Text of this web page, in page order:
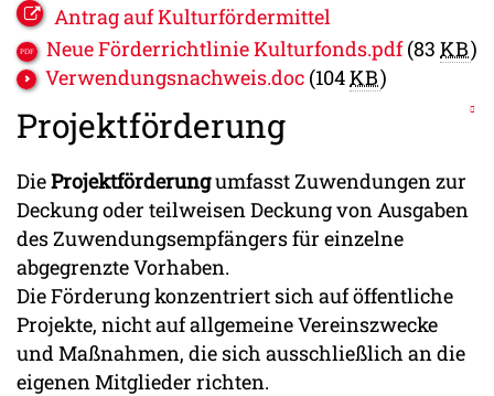
Antrag auf Kulturfördermittel
Neue Förderrichtlinie Kulturfonds.pdf (83 KB)
Verwendungsnachweis.doc (104KB)
Projektförderung
DieProjektförderungumfasst Zuwendungen zur
Deckung oder teilweisen Deckung von Ausgaben
des Zuwendungsempfängers für einzelne
abgegrenzte Vorhaben.
Die Förderung konzentriert sich auf öffentliche
Projekte, nicht auf allgemeine Vereinszwecke
und Maßnahmen, die sich ausschließlich an die
eigenen Mitglieder richten.